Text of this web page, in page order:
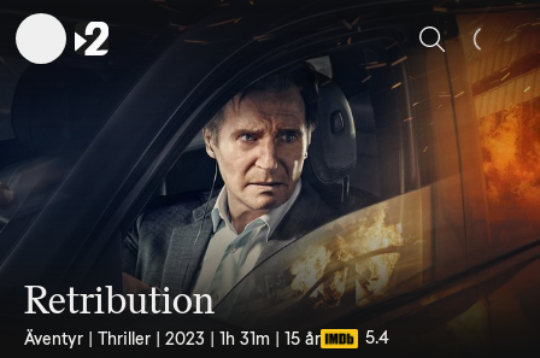
Sök
Retribution
Äventyr | Thriller | 2023 | 1h 31m | 15 år 5.4